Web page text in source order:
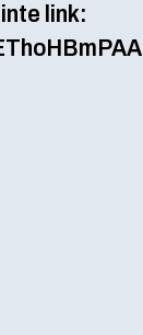
link: